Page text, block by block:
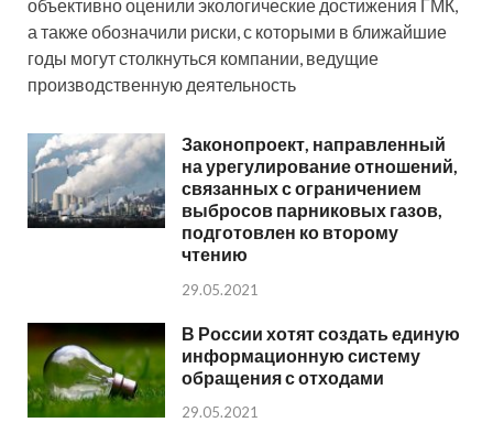
объективно оценили экологические достижения ГМК,
а также обозначили риски, с которыми в ближайшие
годы могут столкнуться компании, ведущие
производственную деятельность
Законопроект, направленный
на урегулирование отношений,
связанных с ограничением
выбросов парниковых газов,
подготовлен ко второму
чтению
29.05.2021
В России хотят создать единую
информационную систему
обращения с отходами
29.05.2021